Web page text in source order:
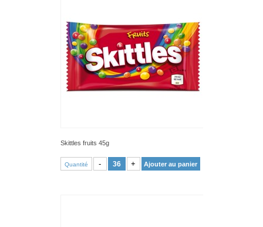
Skittles fruits 45g
Quantité - + Ajouter au panier